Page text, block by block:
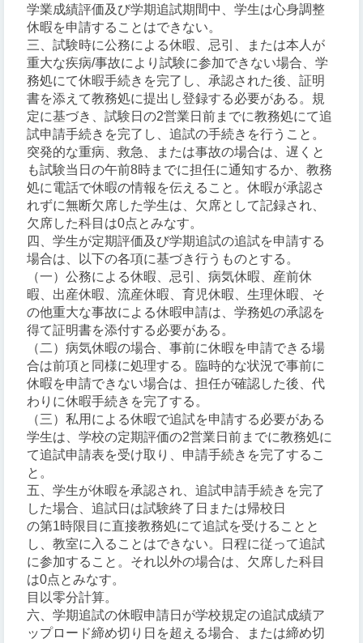
学業成績評価及び学期追試期間中、学生は心身調整
休暇を申請することはできない。
三、試験時に公務による休暇、忌引、または本人が
重大な疾病/事故により試験に参加できない場合、学
務処にて休暇手続きを完了し、承認された後、証明
書を添えて教務処に提出し登録する必要がある。規
定に基づき、試験日の2営業日前までに教務処にて追
試申請手続きを完了し、追試の手続きを行うこと。
突発的な重病、救急、または事故の場合は、遅くと
も試験当日の午前8時までに担任に通知するか、教務
処に電話で休暇の情報を伝えること。休暇が承認さ
れずに無断欠席した学生は、欠席として記録され、
欠席した科目は0点とみなす。
四、学生が定期評価及び学期追試の追試を申請する
場合は、以下の各項に基づき行うものとする。
（一）公務による休暇、忌引、病気休暇、産前休
暇、出産休暇、流産休暇、育児休暇、生理休暇、そ
の他重大な事故による休暇申請は、学務処の承認を
得て証明書を添付する必要がある。
（二）病気休暇の場合、事前に休暇を申請できる場
合は前項と同様に処理する。臨時的な状況で事前に
休暇を申請できない場合は、担任が確認した後、代
わりに休暇手続きを完了する。
（三）私用による休暇で追試を申請する必要がある
学生は、学校の定期評価の2営業日前までに教務処に
て追試申請表を受け取り、申請手続きを完了するこ
と。
五、学生が休暇を承認され、追試申請手続きを完了
した場合、追試日は試験終了日または帰校日
の第1時限目に直接教務処にて追試を受けることと
し、教室に入ることはできない。日程に従って追試
に参加すること。それ以外の場合は、欠席した科目
は0点とみなす。
目以零分計算。
六、学期追試の休暇申請日が学校規定の追試成績ア
ップロード締め切り日を超える場合、または締め切